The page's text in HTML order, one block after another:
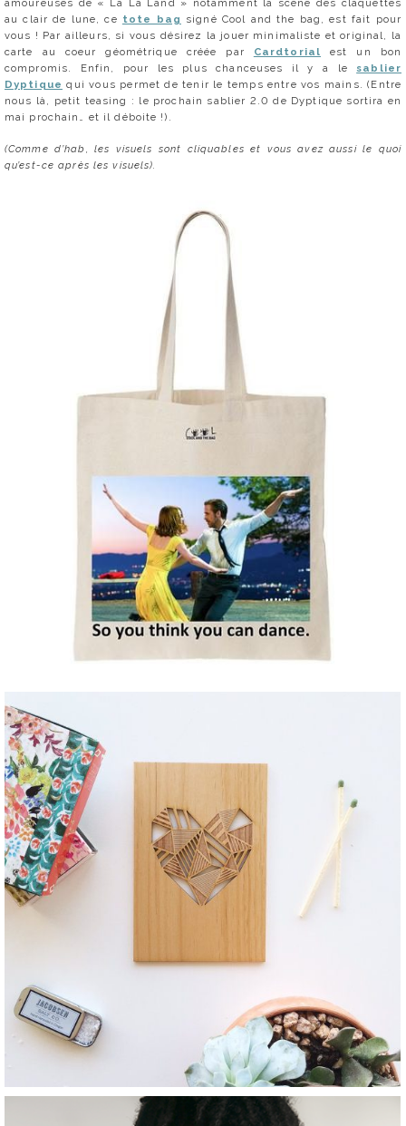
amoureuses de « La La Land » notamment la scène des claquettes
au clair de lune, ce tote bag signé Cool and the bag, est fait pour
vous ! Par ailleurs, si vous désirez la jouer minimaliste et original, la
carte au coeur géométrique créée par Cardtorial est un bon
compromis. Enfin, pour les plus chanceuses il y a le sablier
Dyptique qui vous permet de tenir le temps entre vos mains. (Entre
nous là, petit teasing : le prochain sablier 2.0 de Dyptique sortira en
mai prochain… et il déboite !).
(Comme d’hab, les visuels sont cliquables et vous avez aussi le quoi
qu’est-ce après les visuels).